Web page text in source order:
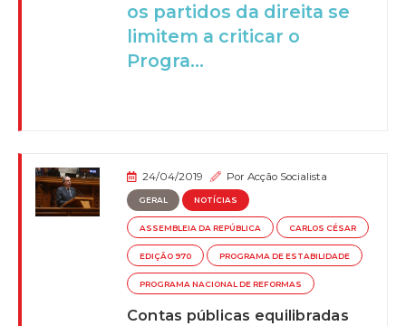
os partidos da direita se
limitem a criticar o
Progra...
24/04/2019 PorAcção Socialista
GERAL NOTÍCIAS
ASSEMBLEIA DA REPÚBLICA CARLOS CÉSAR
EDIÇÃO 970 PROGRAMA DE ESTABILIDADE
PROGRAMA NACIONAL DE REFORMAS
Contas públicas equilibradas